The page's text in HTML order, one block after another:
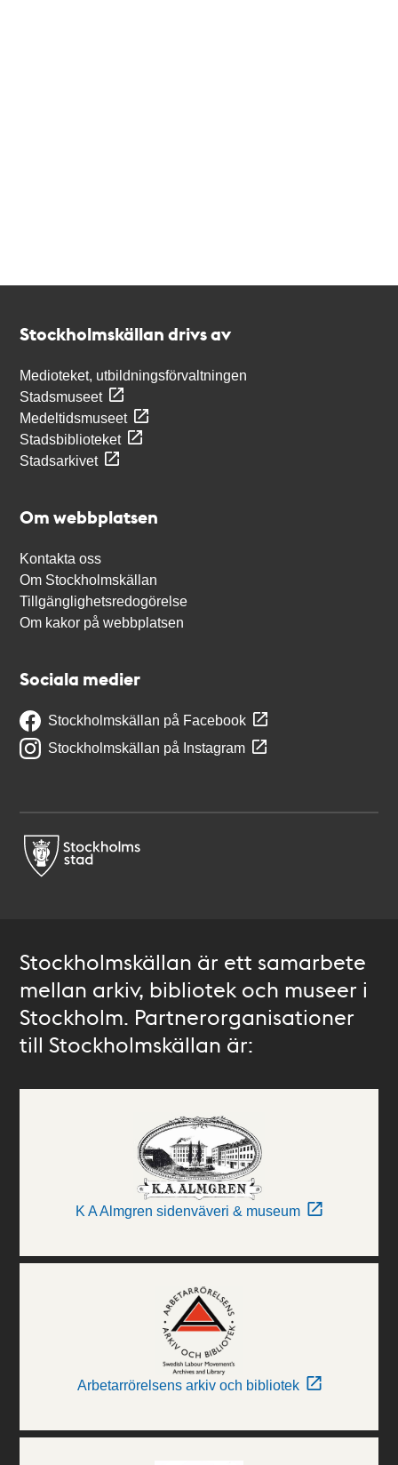
Stockholmskällan drivs av
Medioteket, utbildningsförvaltningen
Stadsmuseet
Medeltidsmuseet
Stadsbiblioteket
Stadsarkivet
Om webbplatsen
Kontakta oss
Om Stockholmskällan
Tillgänglighetsredogörelse
Om kakor på webbplatsen
Sociala medier
Stockholmskällan på Facebook
Stockholmskällan på Instagram
Stockholmskällan är ett samarbete
mellan arkiv, bibliotek och museer i
Stockholm. Partnerorganisationer
till Stockholmskällan är:
K A Almgren sidenväveri & museum
Arbetarrörelsens arkiv och bibliotek